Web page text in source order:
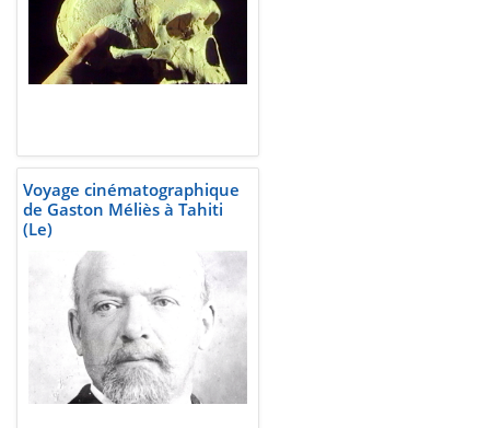
Voyage cinématographique
de Gaston Méliès à Tahiti
(Le)